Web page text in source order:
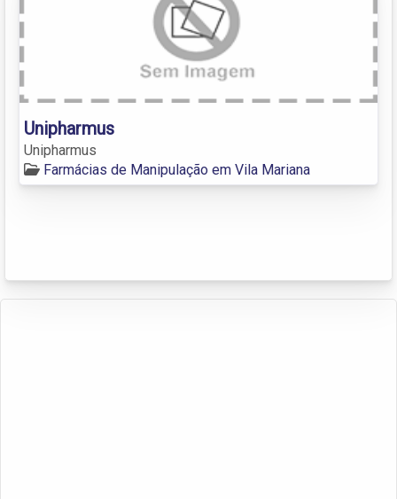
Unipharmus
Unipharmus
Farmácias de Manipulação em Vila Mariana